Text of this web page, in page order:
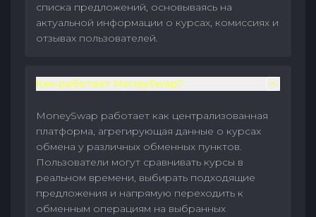
списка предложений, основываясь на
актуальной информации о курсах, комиссиях и
отзывах пользователей.
Как работает MoneySwap?
MoneySwap работает как централизованная
платформа, агрегирующая данные о курсах
обмена у различных обменных пунктов.
Пользователи могут сравнивать курсы в
реальном времени, выбирать подходящие
предложения и напрямую переходить к
обменным операциям на выбранных